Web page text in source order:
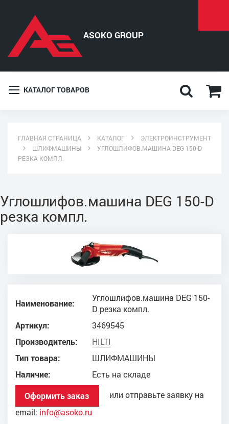
КАТАЛОГ ТОВАРОВ
ГЛАВНАЯ СТРАНИЦА КАТАЛОГ
ЭЛЕКТРОИНСТРУМЕНТ
ШЛИФМАШИНЫ
УГЛОШЛИФОВ.МАШИНА DEG 150-D
РЕЗКА КОМПЛ.
Углошлифов.машина DEG 150-D
резка компл.
Наименование:
Углошлифов.машина DEG 150-
D резка компл.
Артикул:
3469545
Производитель:
HILTI
Тип товара:
ШЛИФМАШИНЫ
Наличие:
Есть на складе
Оформить заказ
или отправьте заявку на
email: info@asoko.ru